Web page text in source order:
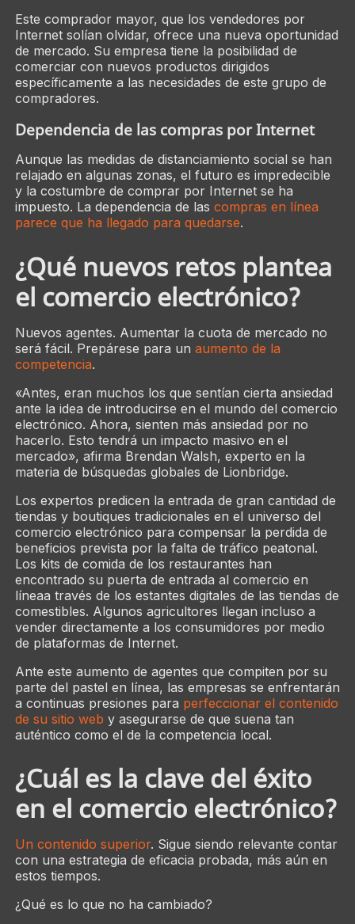
Este comprador mayor, que los vendedores por
Internet solían olvidar, ofrece una nueva oportunidad
de mercado. Su empresa tiene la posibilidad de
comerciar con nuevos productos dirigidos
específicamente a las necesidades de este grupo de
compradores.
Dependencia de las compras por Internet
Aunque las medidas de distanciamiento social se han
relajado en algunas zonas, el futuro es impredecible
y la costumbre de comprar por Internet se ha
impuesto. La dependencia de las compras en línea
parece que ha llegado para quedarse.
¿Qué nuevos retos plantea
el comercio electrónico?
Nuevos agentes. Aumentar la cuota de mercado no
será fácil. Prepárese para un aumento de la
competencia.
«Antes, eran muchos los que sentían cierta ansiedad
ante la idea de introducirse en el mundo del comercio
electrónico. Ahora, sienten más ansiedad por no
hacerlo. Esto tendrá un impacto masivo en el
mercado», afirma Brendan Walsh, experto en la
materia de búsquedas globales de Lionbridge.
Los expertos predicen la entrada de gran cantidad de
tiendas y boutiques tradicionales en el universo del
comercio electrónico para compensar la perdida de
beneficios prevista por la falta de tráfico peatonal.
Los kits de comida de los restaurantes han
encontrado su puerta de entrada al comercio en
líneaa través de los estantes digitales de las tiendas de
comestibles. Algunos agricultores llegan incluso a
vender directamente a los consumidores por medio
de plataformas de Internet.
Ante este aumento de agentes que compiten por su
parte del pastel en línea, las empresas se enfrentarán
a continuas presiones para perfeccionar el contenido
de su sitio web y asegurarse de que suena tan
auténtico como el de la competencia local.
¿Cuál es la clave del éxito
en el comercio electrónico?
Un contenido superior. Sigue siendo relevante contar
con una estrategia de eficacia probada, más aún en
estos tiempos.
¿Qué es lo que no ha cambiado?